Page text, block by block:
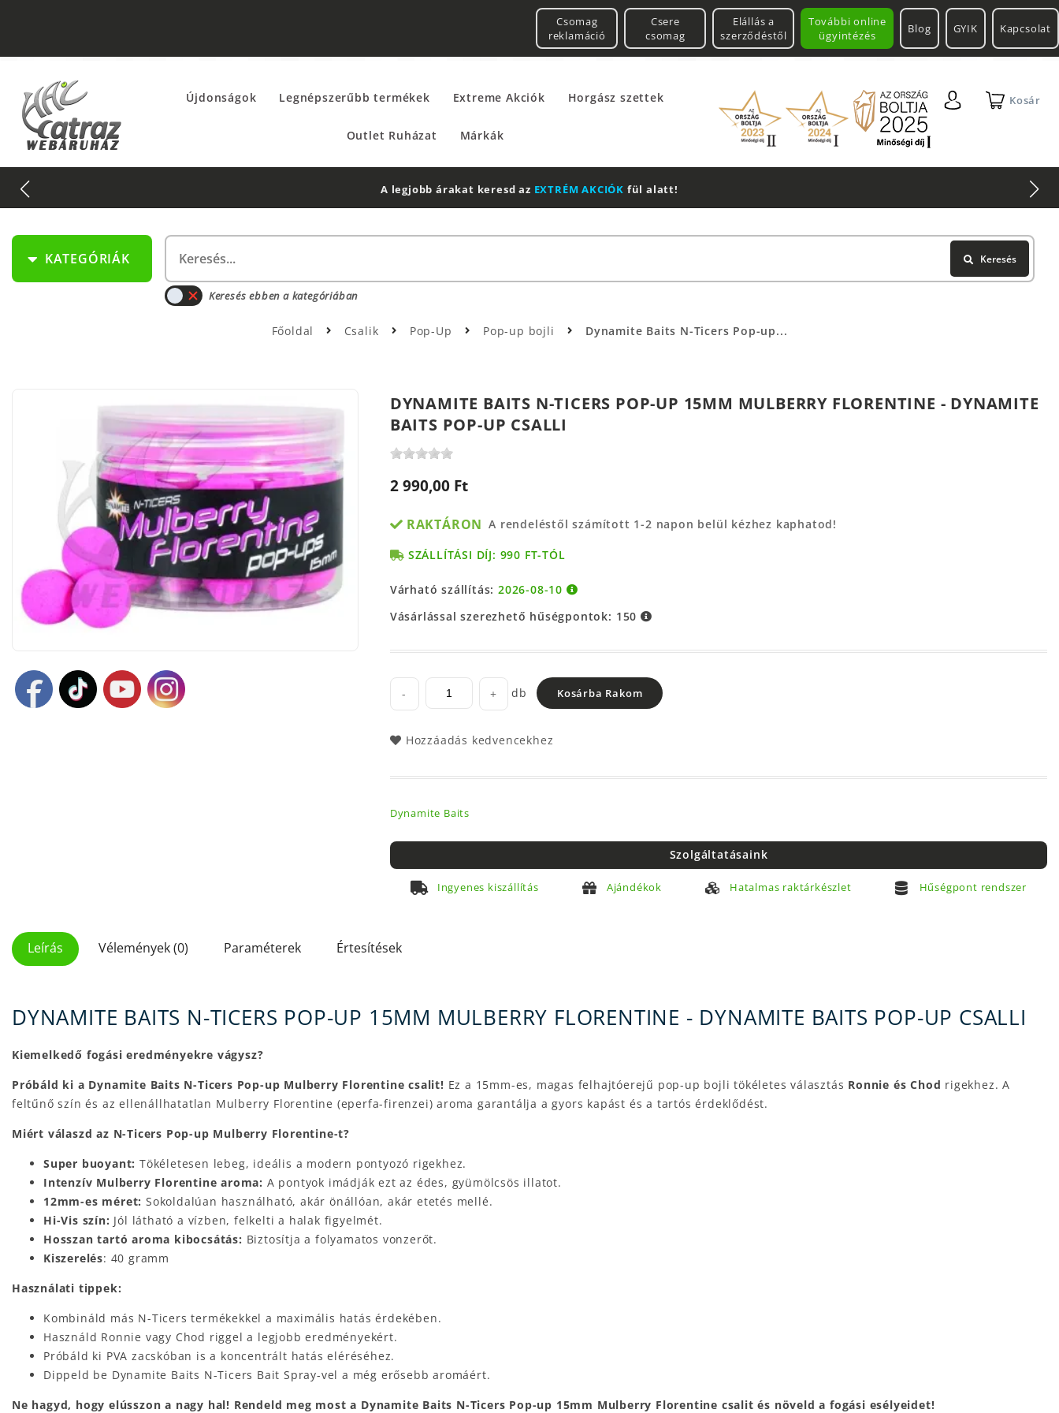
További online
ügyintézés
Csomag
reklamáció
Csere
csomag
Elállás a
szerződéstől
Blog GYIK Kapcsolat
Újdonságok Legnépszerűbb termékek Extreme Akciók Horgász szettek
Outlet Ruházat Márkák
Kosár
A legjobb árakat keresd az EXTRÉM AKCIÓK fül alatt!
KATEGÓRIÁK Keresés
Keresés ebben a kategóriában
Főoldal Csalik Pop-Up Pop-up bojli Dynamite Baits N-Ticers Pop-up...
DYNAMITE BAITS N-TICERS POP-UP 15MM MULBERRY FLORENTINE - DYNAMITE
BAITS POP-UP CSALLI
2 990,00 Ft
RAKTÁRON A rendeléstől számított 1-2 napon belül kézhez kaphatod!
SZÁLLÍTÁSI DÍJ: 990 FT-TÓL
Várható szállítás:2026-08-10
Vásárlással szerezhető hűségpontok: 150
- + db Kosárba Rakom
Hozzáadás kedvencekhez
Dynamite Baits
Szolgáltatásaink
Ingyenes kiszállítás Ajándékok Hatalmas raktárkészlet Hűségpont rendszer
Leírás Vélemények (0) Paraméterek Értesítések
DYNAMITE BAITS N-TICERS POP-UP 15MM MULBERRY FLORENTINE - DYNAMITE BAITS POP-UP CSALLI
Kiemelkedő fogási eredményekre vágysz?
Próbáld ki a Dynamite Baits N-Ticers Pop-up Mulberry Florentine csalit! Ez a 15mm-es, magas felhajtóerejű pop-up bojli tökéletes választás Ronnie és Chod rigekhez. A
feltűnő szín és az ellenállhatatlan Mulberry Florentine (eperfa-firenzei) aroma garantálja a gyors kapást és a tartós érdeklődést.
Miért válaszd az N-Ticers Pop-up Mulberry Florentine-t?
Super buoyant: Tökéletesen lebeg, ideális a modern pontyozó rigekhez.
Intenzív Mulberry Florentine aroma: A pontyok imádják ezt az édes, gyümölcsös illatot.
12mm-es méret: Sokoldalúan használható, akár önállóan, akár etetés mellé.
Hi-Vis szín: Jól látható a vízben, felkelti a halak figyelmét.
Hosszan tartó aroma kibocsátás: Biztosítja a folyamatos vonzerőt.
Kiszerelés: 40 gramm
Használati tippek:
Kombináld más N-Ticers termékekkel a maximális hatás érdekében.
Használd Ronnie vagy Chod riggel a legjobb eredményekért.
Próbáld ki PVA zacskóban is a koncentrált hatás eléréséhez.
Dippeld be Dynamite Baits N-Ticers Bait Spray-vel a még erősebb aromáért.
Ne hagyd, hogy elússzon a nagy hal! Rendeld meg most a Dynamite Baits N-Ticers Pop-up 15mm Mulberry Florentine csalit és növeld a fogási esélyeidet!